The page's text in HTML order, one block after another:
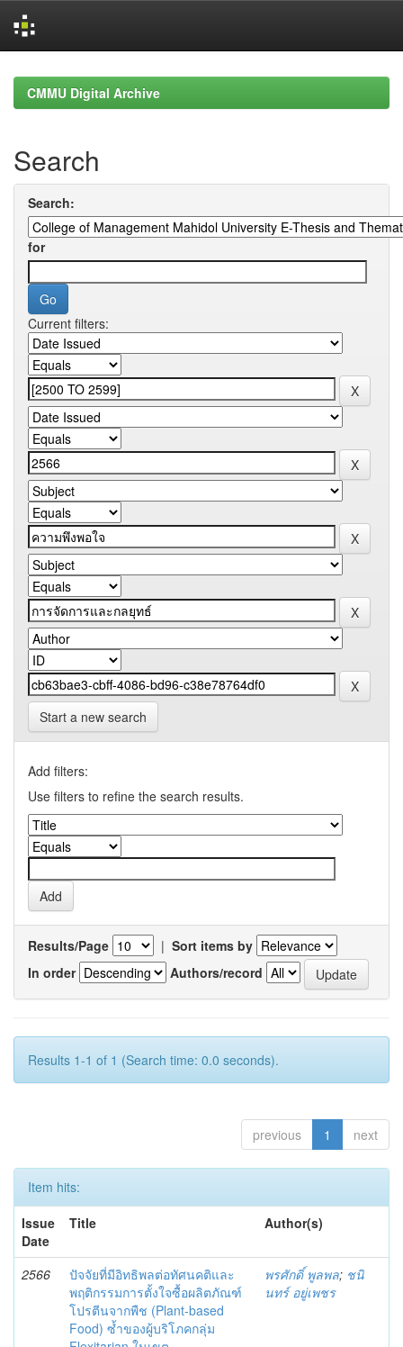
navigationCMMU Digital Archive
Search
Search:
for
Current filters:
Start a new search
Add filters:
Use filters to refine the search results.
Results/Page | Sort items by
In order
Authors/record
Results 1-1 of 1 (Search time: 0.0 seconds).
previous 1 next
Item hits:
Issue
Date
Title Author(s)
2566
ปัจจัยที่มีอิทธิพลต่อทัศนคติและ
พฤติกรรมการตั้งใจซื้อผลิตภัณฑ์
โปรตีนจากพืช (Plant-based
Food) ซ้ำของผู้บริโภคกลุ่ม
พรศักดิ์ พูลพล; ชนิ
นทร์ อยู่เพชร